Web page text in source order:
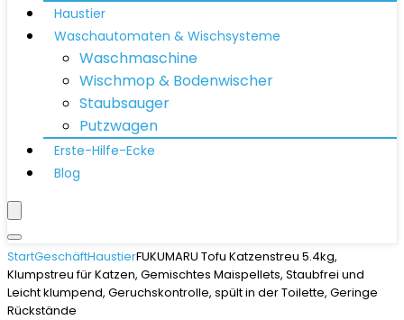
Haustier
Waschautomaten & Wischsysteme
Waschmaschine
Wischmop & Bodenwischer
Staubsauger
Putzwagen
Erste-Hilfe-Ecke
Blog
StartGeschäftHaustierFUKUMARU Tofu Katzenstreu 5.4kg,
Klumpstreu für Katzen, Gemischtes Maispellets, Staubfrei und
Leicht klumpend, Geruchskontrolle, spült in der Toilette, Geringe
Rückstände